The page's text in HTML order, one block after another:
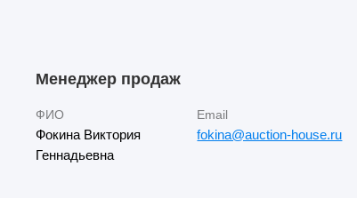
Менеджер продаж
ФИО
Фокина Виктория
Геннадьевна
Email
fokina@auction-house.ru